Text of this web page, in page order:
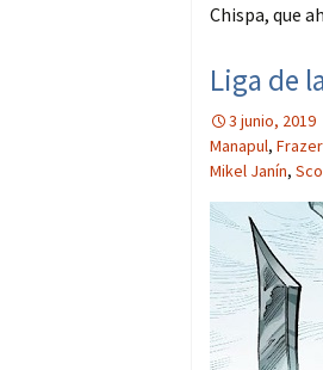
Chispa, que
Liga de
3 junio, 2019
Manapul,
Mikel Janín,